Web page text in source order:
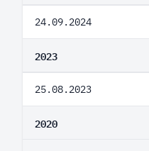
24.09.2024
2023
25.08.2023
2020